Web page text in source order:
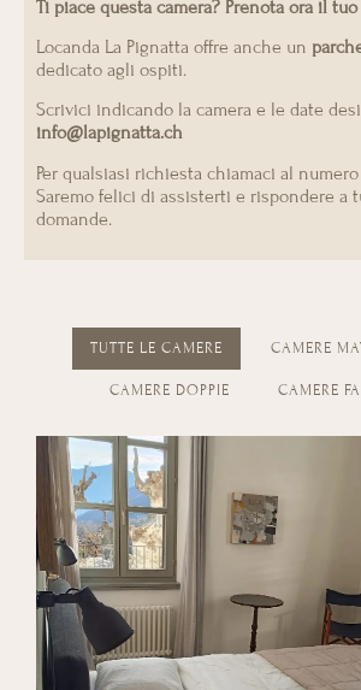
Ti piace questa camera? Prenota ora il
Locanda La Pignatta offre anche un
dedicato agli ospiti.
Scrivici indicando la camera e le date
info@lapignatta.ch
Per qualsiasi richiesta chiamaci al numero
Saremo felici di assisterti e rispondere a
domande.
TUTTE LE CAMERE CAMERE
CAMERE DOPPIE CAMERE